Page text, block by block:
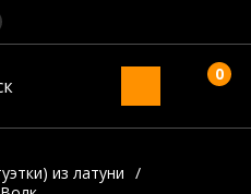
0
из латуни /